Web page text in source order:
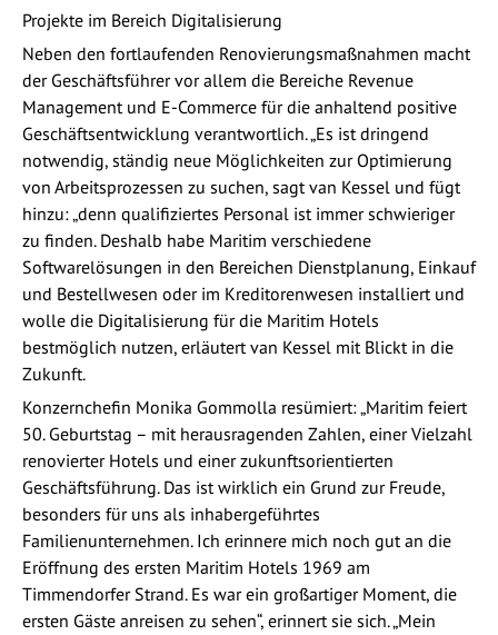
Projekte im Bereich Digitalisierung
Neben den fortlaufenden Renovierungsmaßnahmen macht
der Geschäftsführer vor allem die Bereiche Revenue
Management und E-Commerce für die anhaltend positive
Geschäftsentwicklung verantwortlich. „Es ist dringend
notwendig, ständig neue Möglichkeiten zur Optimierung
von Arbeitsprozessen zu suchen, sagt van Kessel und fügt
hinzu: „denn qualifiziertes Personal ist immer schwieriger
zu finden. Deshalb habe Maritim verschiedene
Softwarelösungen in den Bereichen Dienstplanung, Einkauf
und Bestellwesen oder im Kreditorenwesen installiert und
wolle die Digitalisierung für die Maritim Hotels
bestmöglich nutzen, erläutert van Kessel mit Blickt in die
Zukunft.
Konzernchefin Monika Gommolla resümiert: „Maritim feiert
50. Geburtstag – mit herausragenden Zahlen, einer Vielzahl
renovierter Hotels und einer zukunftsorientierten
Geschäftsführung. Das ist wirklich ein Grund zur Freude,
besonders für uns als inhabergeführtes
Familienunternehmen. Ich erinnere mich noch gut an die
Eröffnung des ersten Maritim Hotels 1969 am
Timmendorfer Strand. Es war ein großartiger Moment, die
ersten Gäste anreisen zu sehen“, erinnert sie sich. „Mein